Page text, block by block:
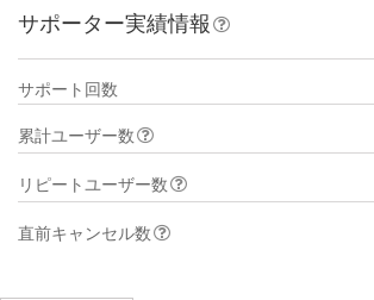
サポーター実績情報
サポート回数
累計ユーザー数
リピートユーザー数
直前キャンセル数